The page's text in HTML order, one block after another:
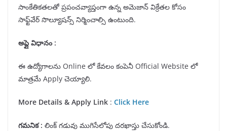
సాంకేతికతలతో ప్రపంచవ్యాప్తంగా ఉన్న అమెజాన్ విక్రేతల కోసం
సాఫ్ట్‌వేర్ సొల్యూషన్స్ నిర్మించాల్సి ఉంటుంది.
అప్లై విధానం :
ఈ ఉద్యోగాలను Online లో కేవలం కంపెనీ Official Website లో
మాత్రమే Apply చెయ్యాలి.
More Details & Apply Link : Click Here
గమనిక: లింక్ గడువు ముగిసేలోపు దరఖాస్తు చేసుకోండి.